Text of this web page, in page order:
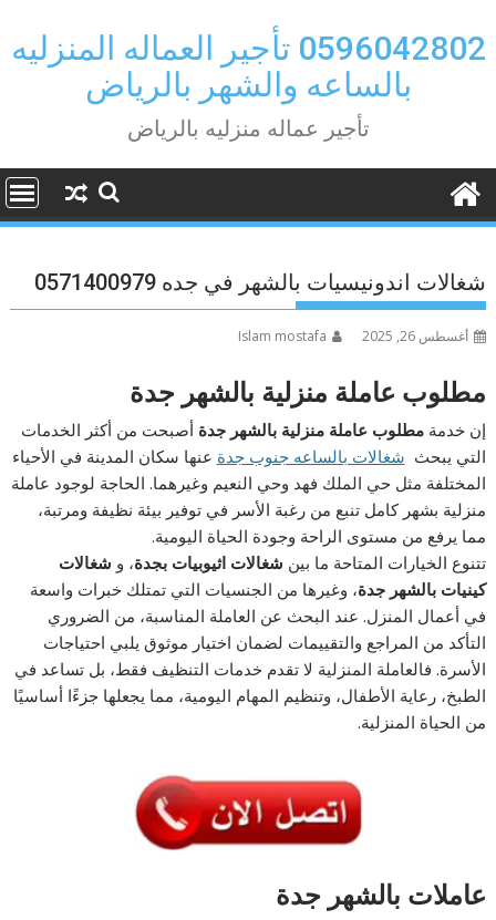
to
content
0596042802 تأجير العماله المنزليه
بالساعه والشهر بالرياض
تأجير عماله منزليه بالرياض
شغالات اندونيسيات بالشهر في جده 0571400979
أغسطس 26, 2025 Islam mostafa
مطلوب عاملة منزلية بالشهر جدة
إن خدمةمطلوب عاملة منزلية بالشهر جدة أصبحت من أكثر الخدمات
التي يبحث شغالات بالساعه جنوب جدة عنها سكان المدينة في الأحياء
المختلفة مثل حي الملك فهد وحي النعيم وغيرهما. الحاجة لوجود عاملة
منزلية بشهر كامل تنبع من رغبة الأسر في توفير بيئة نظيفة ومرتبة،
مما يرفع من مستوى الراحة وجودة الحياة اليومية.
تتنوع الخيارات المتاحة ما بين شغالات اثيوبيات بجدة، و شغالات
كينيات بالشهر جدة، وغيرها من الجنسيات التي تمتلك خبرات واسعة
في أعمال المنزل. عند البحث عن العاملة المناسبة، من الضروري
التأكد من المراجع والتقييمات لضمان اختيار موثوق يلبي احتياجات
الأسرة. فالعاملة المنزلية لا تقدم خدمات التنظيف فقط، بل تساعد في
الطبخ، رعاية الأطفال، وتنظيم المهام اليومية، مما يجعلها جزءًا أساسيًا
من الحياة المنزلية.
عاملات بالشهر جدة